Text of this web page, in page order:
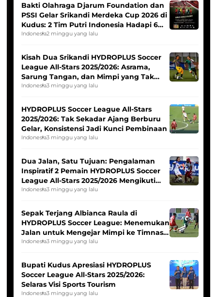
Bakti Olahraga Djarum Foundation dan
PSSI Gelar Srikandi Merdeka Cup 2026 di
Kudus: 2 Tim Putri Indonesia Hadapi 6
Tim Asia
Indonesia2 minggu yang lalu
Kisah Dua Srikandi HYDROPLUS Soccer
League All-Stars 2025/2026: Asrama,
Sarung Tangan, dan Mimpi yang Tak
Pernah Padam
Indonesia3 minggu yang lalu
HYDROPLUS Soccer League All-Stars
2025/2026: Tak Sekadar Ajang Berburu
Gelar, Konsistensi Jadi Kunci Pembinaan
Indonesia3 minggu yang lalu
Dua Jalan, Satu Tujuan: Pengalaman
Inspiratif 2 Pemain HYDROPLUS Soccer
League All-Stars 2025/2026 Mengikuti
Seleksi Timnas Indonesia Putri
Indonesia3 minggu yang lalu
Sepak Terjang Albianca Raula di
HYDROPLUS Soccer League: Menemukan
Jalan untuk Mengejar Mimpi ke Timnas
Indonesia Putri
Indonesia3 minggu yang lalu
Bupati Kudus Apresiasi HYDROPLUS
Soccer League All-Stars 2025/2026:
Selaras Visi Sports Tourism
Indonesia3 minggu yang lalu